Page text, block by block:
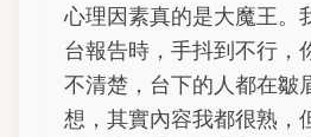
心理因素真的是大魔王。
台報告時，手抖到不行，
不清楚，台下的人都在皺
想，其實內容我都很熟，